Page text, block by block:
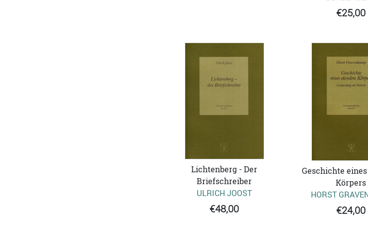
€25,00
Lichtenberg - Der
Briefschreiber
ULRICH JOOST
€48,00
Geschichte
Körpers
HORST
€24,00